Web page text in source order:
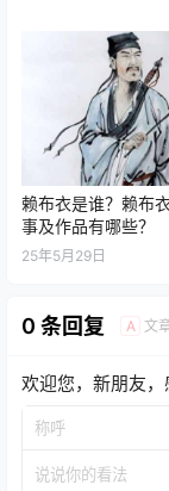
赖布衣是谁？赖布
事及作品有哪些？
25年5月29日
0 条回复 A 文
欢迎您，新朋友，